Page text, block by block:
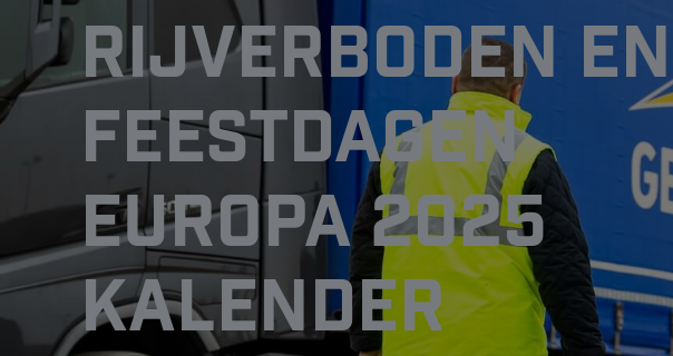
Rijverboden en
feestdagen
Europa 2025
kalender